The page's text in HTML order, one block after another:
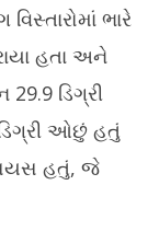
ભારે
હતા અને
ડિગ્રી
ઓછું હતું
હતું, જે